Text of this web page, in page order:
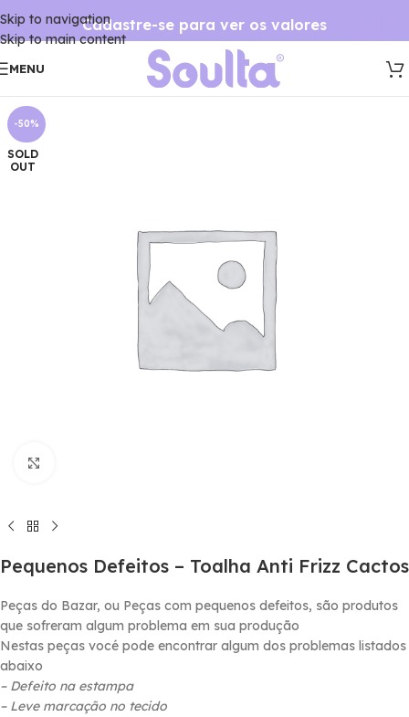
Skip to navigation
Skip to main content
Cadastre-se para ver os valores
MENU
-50%
SOLD
OUT
Pequenos Defeitos – Toalha Anti Frizz Cactos
Peças do Bazar, ou Peças com pequenos defeitos, são produtos
que sofreram algum problema em sua produção
Nestas peças vocé pode encontrar algum dos problemas listados
abaixo
– Defeito na estampa
– Leve marcação no tecido